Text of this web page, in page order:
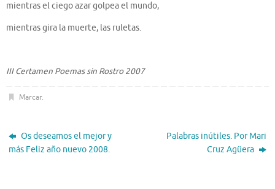
mientras el ciego azar golpea el mundo,
mientras gira la muerte, las ruletas.
III Certamen Poemas sin Rostro 2007
Marcar.
Os deseamos el mejor y
más Feliz año nuevo 2008.
Palabras inútiles. Por Mari
Cruz Agüera